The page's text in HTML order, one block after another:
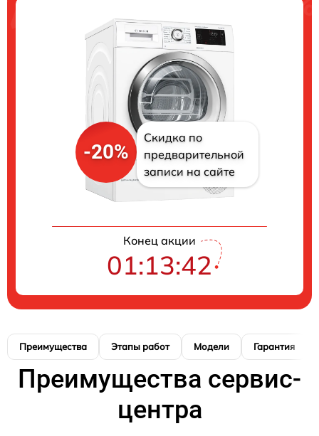
-20%
Скидка по
предварительной
записи на сайте
Конец акции
01:13:41
Преимущества Этапы работ Модели Гарантия
Преимущества сервис-
центра